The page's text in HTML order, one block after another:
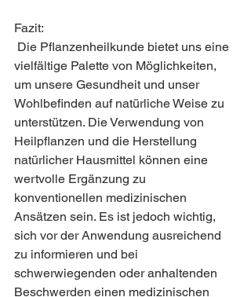
Fazit:
vielfältige Palette von Möglichkeiten,
um unsere Gesundheit und unser
Wohlbefinden auf natürliche Weise zu
unterstützen. Die Verwendung von
Heilpflanzen und die Herstellung
natürlicher Hausmittel können eine
wertvolle Ergänzung zu
konventionellen medizinischen
Ansätzen sein. Es ist jedoch wichtig,
sich vor der Anwendung ausreichend
zu informieren und bei
schwerwiegenden oder anhaltenden
Beschwerden einen medizinischen